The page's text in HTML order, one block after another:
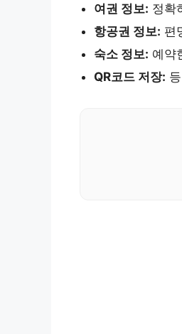
여권 정보: 정확
항공권 정보: 편
숙소 정보: 예약
QR코드 저장: